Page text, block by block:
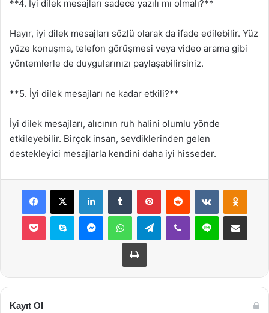
**4. İyi dilek mesajları sadece yazılı mı olmalı?**
Hayır, iyi dilek mesajları sözlü olarak da ifade edilebilir. Yüz
yüze konuşma, telefon görüşmesi veya video arama gibi
yöntemlerle de duygularınızı paylaşabilirsiniz.
**5. İyi dilek mesajları ne kadar etkili?**
İyi dilek mesajları, alıcının ruh halini olumlu yönde
etkileyebilir. Birçok insan, sevdiklerinden gelen
destekleyici mesajlarla kendini daha iyi hisseder.
Facebook
X LinkedInTumblr PinterestReddit VKontakte
Pocket Skype MessengerWhatsAppTelegramViber Line E-Posta ile
Yazdır
Kayıt Ol